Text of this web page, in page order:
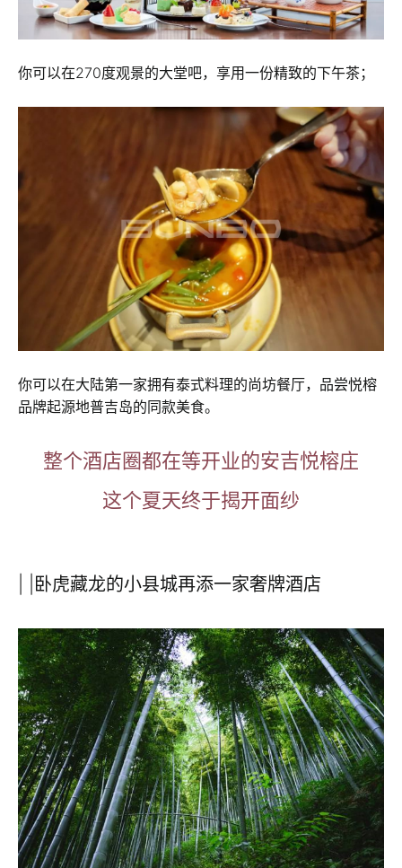
你可以在270度观景的大堂吧，享用一份精致的下午茶；
你可以在大陆第一家拥有泰式料理的尚坊餐厅，品尝悦榕
品牌起源地普吉岛的同款美食。
整个酒店圈都在等开业的安吉悦榕庄
这个夏天终于揭开面纱
| |卧虎藏龙的小县城再添一家奢牌酒店